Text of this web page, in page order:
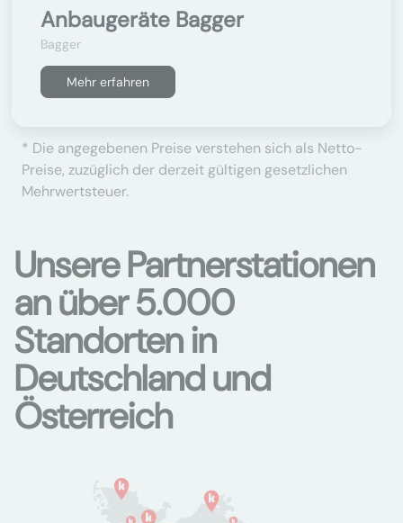
Anbaugeräte Bagger
Bagger
Mehr erfahren
* Die angegebenen Preise verstehen sich als Netto-
Preise, zuzüglich der derzeit gültigen gesetzlichen
Mehrwertsteuer.
Unsere Partnerstationen
an über 5.000
Standorten in
Deutschland und
Österreich